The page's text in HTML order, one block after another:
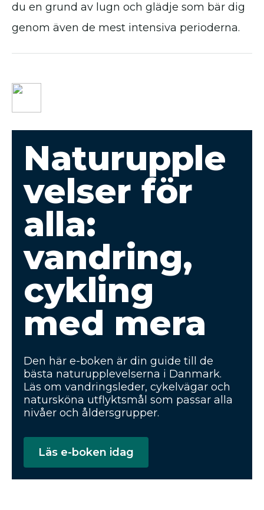
du en grund av lugn och glädje som bär dig
genom även de mest intensiva perioderna.
Naturupple
velser för
alla:
vandring,
cykling
med mera
Den här e-boken är din guide till de
bästa naturupplevelserna i Danmark.
Läs om vandringsleder, cykelvägar och
natursköna utflyktsmål som passar alla
nivåer och åldersgrupper.
Läs e-boken idag